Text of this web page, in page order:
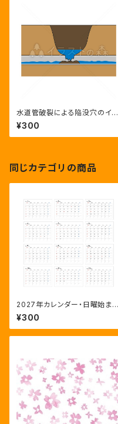
水道管破裂による陥没穴のイラ
スト
¥300
同じカテゴリの商品
2027年カレンダー・日曜始ま
り・12ヶ月・年間スケジュール
¥300